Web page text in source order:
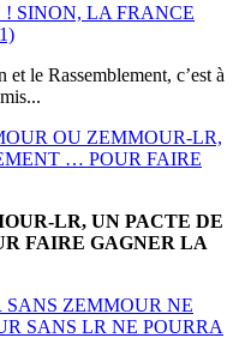
SINON, LA FRANCE
et le Rassemblement, c’est à
OU ZEMMOUR-LR,
… POUR FAIRE
LR, UN PACTE DE
FAIRE GAGNER LA
SANS ZEMMOUR NE
SANS LR NE POURRA